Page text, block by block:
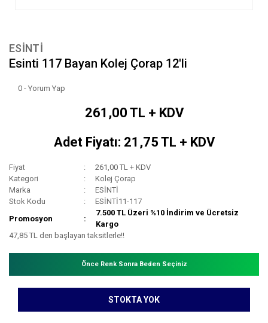
ESİNTİ
Esinti 117 Bayan Kolej Çorap 12'li
0 - Yorum Yap
261,00 TL + KDV
Adet Fiyatı: 21,75 TL + KDV
Fiyat
261,00 TL + KDV
Kategori
Kolej Çorap
Marka
ESİNTİ
Stok Kodu
ESİNTİ11-117
Promosyon
7.500 TL Üzeri %10 İndirim ve Ücretsiz
Kargo
47,85 TL den başlayan taksitlerle!!
Önce Renk Sonra Beden Seçiniz
STOKTA YOK